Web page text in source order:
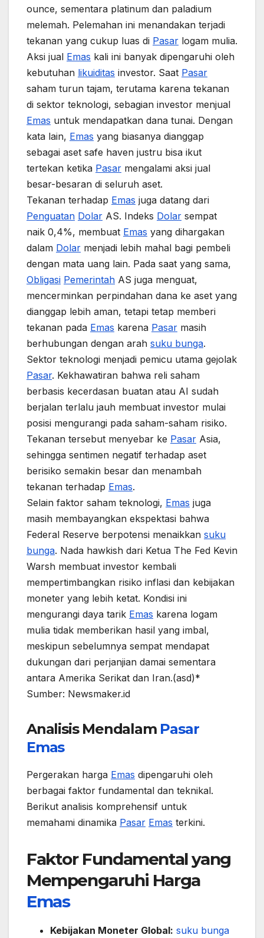
ounce, sementara platinum dan paladium
melemah. Pelemahan ini menandakan terjadi
tekanan yang cukup luas di Pasar logam mulia.
Aksi jual Emas kali ini banyak dipengaruhi oleh
kebutuhan likuiditas investor. Saat Pasar
saham turun tajam, terutama karena tekanan
di sektor teknologi, sebagian investor menjual
Emas untuk mendapatkan dana tunai. Dengan
kata lain, Emas yang biasanya dianggap
sebagai aset safe haven justru bisa ikut
tertekan ketika Pasar mengalami aksi jual
besar-besaran di seluruh aset.
Tekanan terhadap Emas juga datang dari
Penguatan Dolar AS. Indeks Dolar sempat
naik 0,4%, membuat Emas yang dihargakan
dalam Dolar menjadi lebih mahal bagi pembeli
dengan mata uang lain. Pada saat yang sama,
Obligasi Pemerintah AS juga menguat,
mencerminkan perpindahan dana ke aset yang
dianggap lebih aman, tetapi tetap memberi
tekanan pada Emas karena Pasar masih
berhubungan dengan arah suku bunga.
Sektor teknologi menjadi pemicu utama gejolak
Pasar. Kekhawatiran bahwa reli saham
berbasis kecerdasan buatan atau AI sudah
berjalan terlalu jauh membuat investor mulai
posisi mengurangi pada saham-saham risiko.
Tekanan tersebut menyebar ke Pasar Asia,
sehingga sentimen negatif terhadap aset
berisiko semakin besar dan menambah
tekanan terhadap Emas.
Selain faktor saham teknologi, Emas juga
masih membayangkan ekspektasi bahwa
Federal Reserve berpotensi menaikkan suku
bunga. Nada hawkish dari Ketua The Fed Kevin
Warsh membuat investor kembali
mempertimbangkan risiko inflasi dan kebijakan
moneter yang lebih ketat. Kondisi ini
mengurangi daya tarik Emas karena logam
mulia tidak memberikan hasil yang imbal,
meskipun sebelumnya sempat mendapat
dukungan dari perjanjian damai sementara
antara Amerika Serikat dan Iran.(asd)*
Sumber: Newsmaker.id
Analisis Mendalam Pasar
Emas
Pergerakan harga Emas dipengaruhi oleh
berbagai faktor fundamental dan teknikal.
Berikut analisis komprehensif untuk
memahami dinamika Pasar Emas terkini.
Faktor Fundamental yang
Mempengaruhi Harga
Emas
Kebijakan Moneter Global: suku bunga